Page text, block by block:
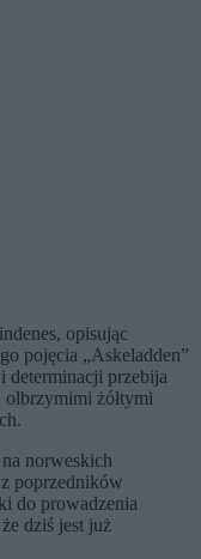
opisując
pojęcia „Askeladden”
determinacji przebija
żółtymi
norweskich
poprzedników
do prowadzenia
dziś jest już